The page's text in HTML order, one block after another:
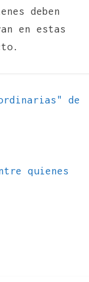
deben
en estas
de
quienes